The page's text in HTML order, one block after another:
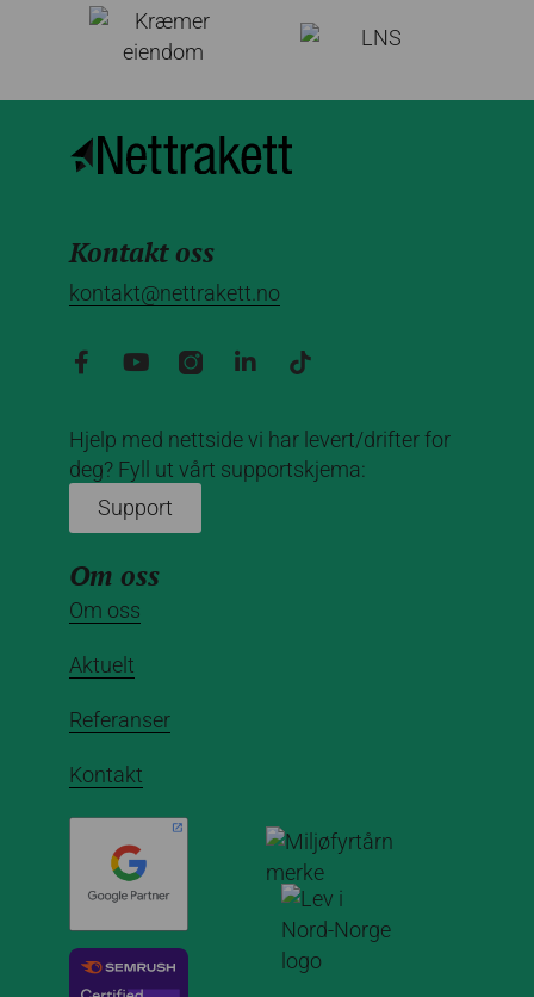
Kontakt oss
kontakt@nettrakett.no
Hjelp med nettside vi har levert/drifter for
deg? Fyll ut vårt supportskjema:
Support
Om oss
Om oss
Aktuelt
Referanser
Kontakt